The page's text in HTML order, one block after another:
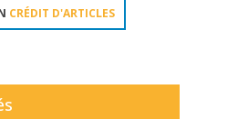
CRÉDIT D'ARTICLES